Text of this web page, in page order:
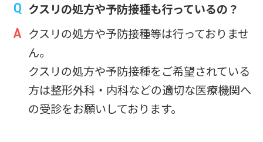
クスリの処方や予防接種も行っているの？
クスリの処方や予防接種等は行っておりませ
ん。
クスリの処方や予防接種をご希望されている
方は整形外科・内科などの適切な医療機関へ
の受診をお願いしております。